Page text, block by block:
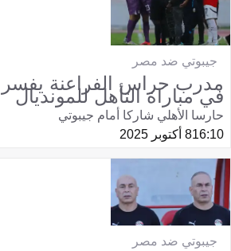
جيبوتي ضد مصر
مدرب حراس الفراعنة يفسر
في مباراة التأهل للمونديال
حارسا الأهلي شاركا أمام جيبوتي
16:108 أكتوبر 2025
جيبوتي ضد مصر